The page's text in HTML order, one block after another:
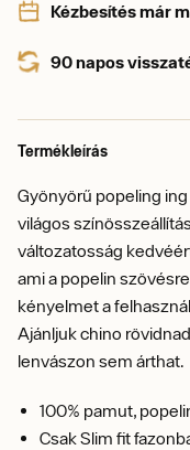
Kézbesítés már
90 napos
Termékleírás
Gyönyörű popeling
világos
változatosság
ami a popelin
kényelmet a
Ajánljuk chino
lenvászon sem árthat.
100% pamut,
Csak Slim fit